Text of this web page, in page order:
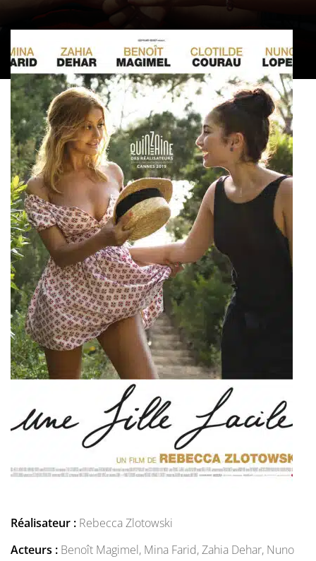
Réalisateur : Rebecca Zlotowski
Acteurs : Benoît Magimel, Mina Farid,Zahia Dehar, Nuno